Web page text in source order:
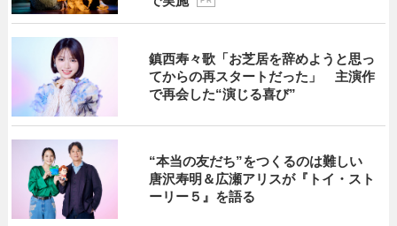
鎮西寿々歌「お芝居を辞めようと思っ
てからの再スタートだった」 主演作
で再会した“演じる喜び”
“本当の友だち”をつくるのは難しい
唐沢寿明＆広瀬アリスが『トイ・スト
ーリー５』を語る